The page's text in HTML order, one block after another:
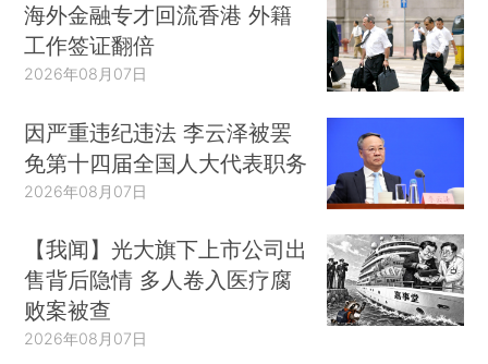
海外金融专才回流香港 外籍
工作签证翻倍
2026年08月07日
因严重违纪违法 李云泽被罢
免第十四届全国人大代表职务
2026年08月07日
【我闻】光大旗下上市公司出
售背后隐情 多人卷入医疗腐
败案被查
2026年08月07日